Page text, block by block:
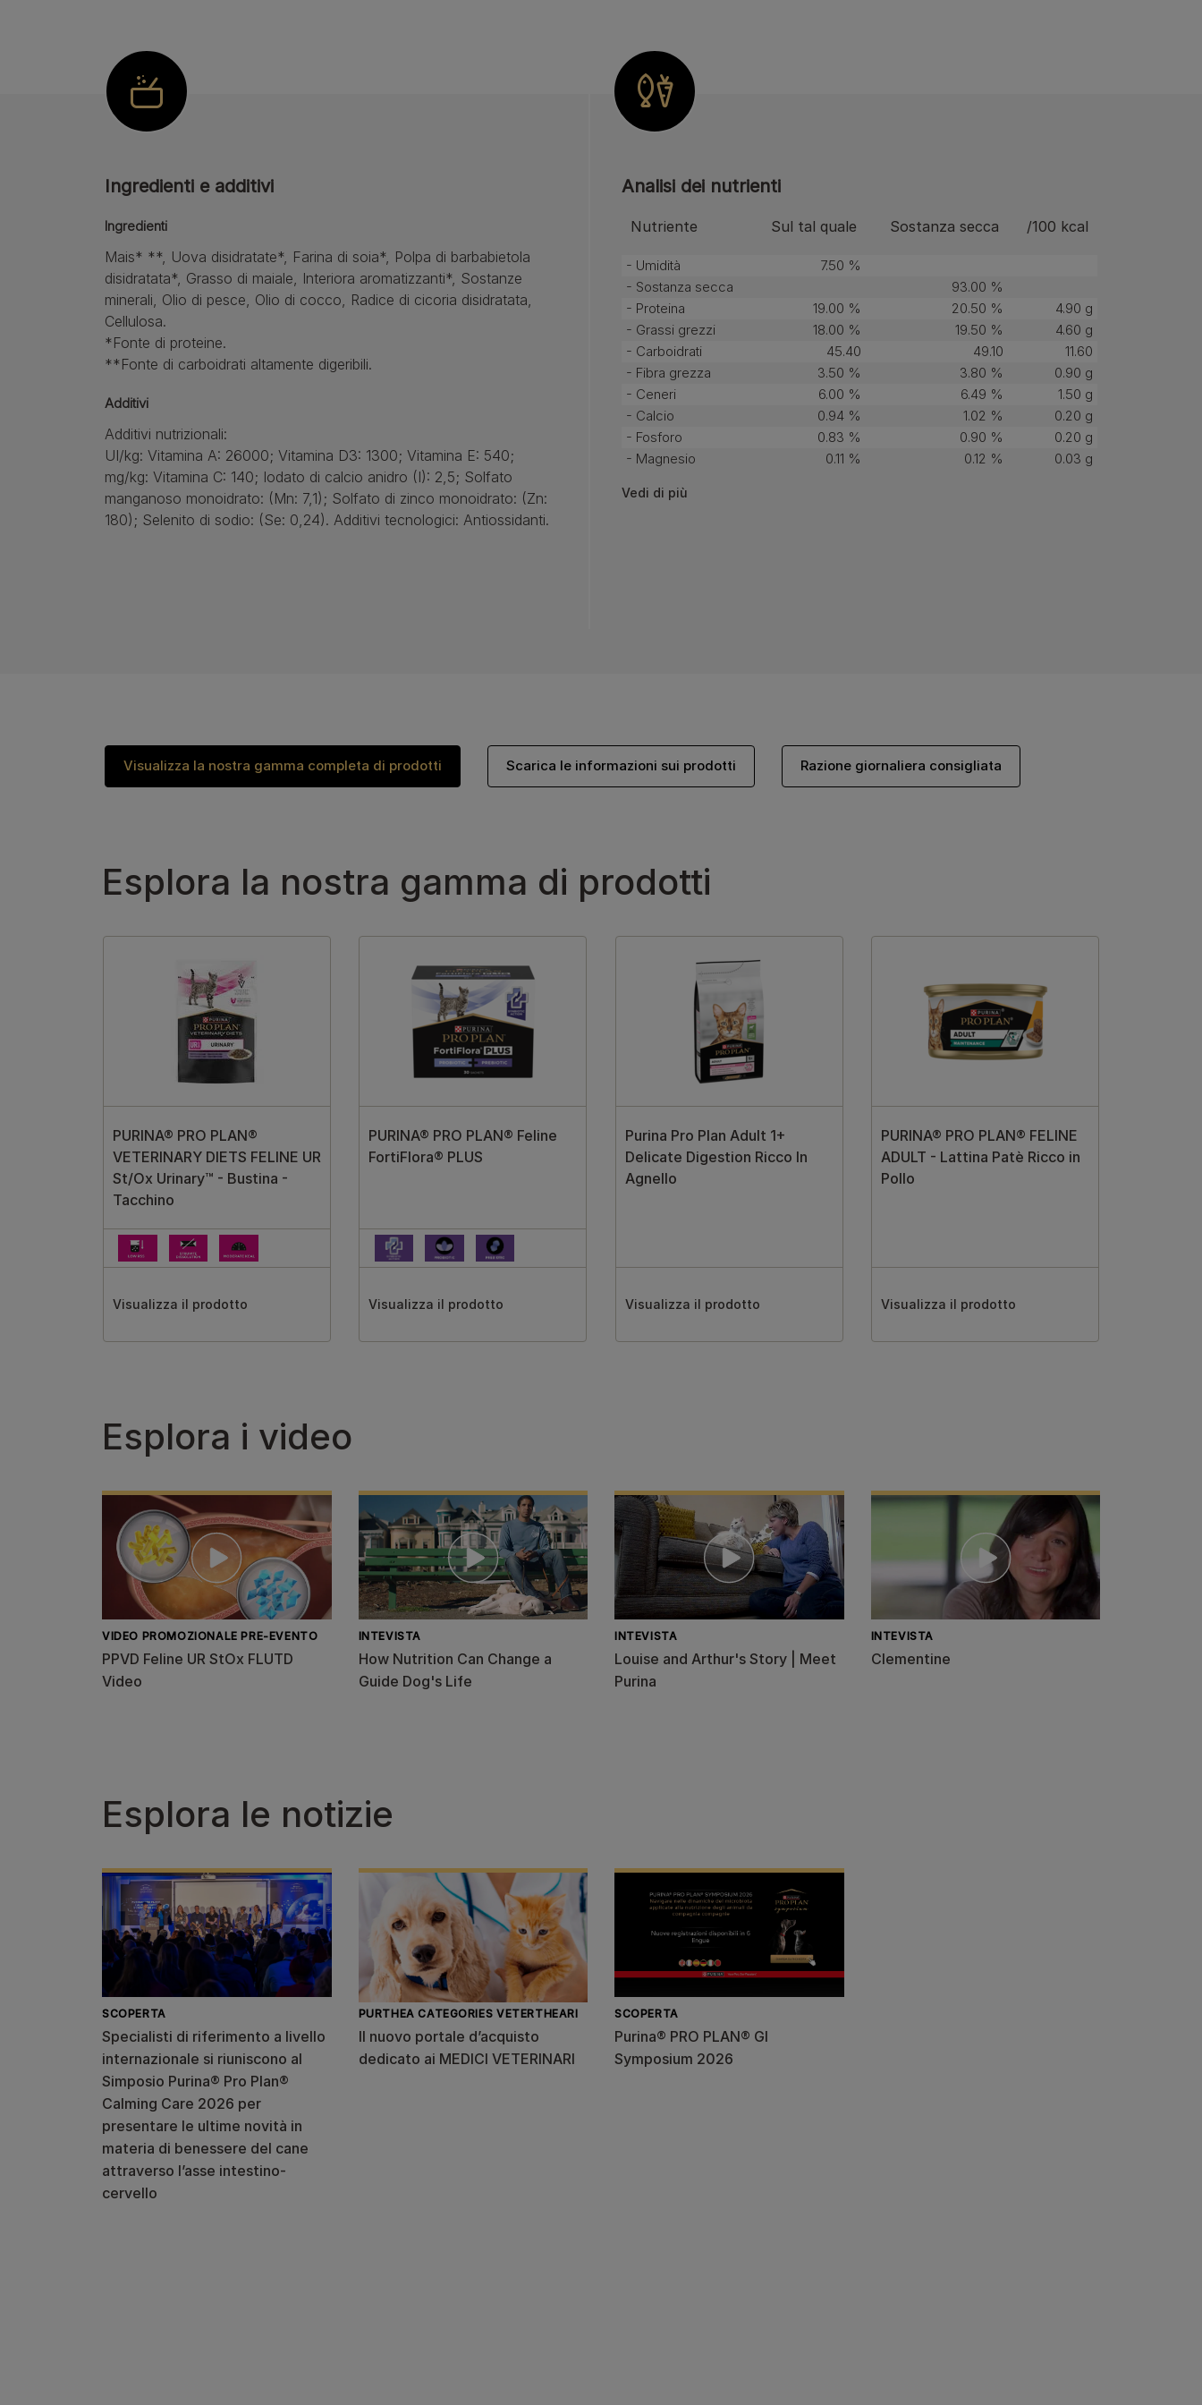
Ingredienti e additivi
Ingredienti
Mais* **, Uova disidratate*, Farina di soia*, Polpa di barbabietola
disidratata*, Grasso di maiale, Interiora aromatizzanti*, Sostanze
minerali, Olio di pesce, Olio di cocco, Radice di cicoria disidratata,
Cellulosa.
*Fonte di proteine.
**Fonte di carboidrati altamente digeribili.
Additivi
Additivi nutrizionali:
UI/kg: Vitamina A: 26000; Vitamina D3: 1300; Vitamina E: 540;
mg/kg: Vitamina C: 140; Iodato di calcio anidro (I): 2,5; Solfato
manganoso monoidrato: (Mn: 7,1); Solfato di zinco monoidrato: (Zn:
180); Selenito di sodio: (Se: 0,24). Additivi tecnologici: Antiossidanti.
Analisi dei nutrienti
Nutriente Sul tal quale Sostanza secca /100 kcal
- Umidità
7.50 %
- Sostanza secca
93.00 %
- Proteina
19.00 % 20.50 %
4.90 g
- Grassi grezzi
18.00 % 19.50 %
4.60 g
- Carboidrati
45.40 49.10
11.60
- Fibra grezza
3.50 % 3.80 %
0.90 g
- Ceneri
6.00 % 6.49 %
1.50 g
- Calcio
0.94 % 1.02 %
0.20 g
- Fosforo
0.83 % 0.90 %
0.20 g
- Magnesio
0.11 % 0.12 % 0.03 g
Vedi di più
Visualizza la nostra gamma completa di prodotti Scarica le informazioni sui prodotti Razione giornaliera consigliata
Esplora la nostra gamma di prodotti
PURINA® PRO PLAN®
VETERINARY DIETS FELINE UR
St/Ox Urinary™ - Bustina -
Tacchino
Visualizza il prodotto
PURINA® PRO PLAN® Feline
FortiFlora® PLUS
Visualizza il prodotto
Purina Pro Plan Adult 1+
Delicate Digestion Ricco In
Agnello
Visualizza il prodotto
PURINA® PRO PLAN® FELINE
ADULT - Lattina Patè Ricco in
Pollo
Visualizza il prodotto
Esplora i video
VIDEO PROMOZIONALE PRE-EVENTO
PPVD Feline UR StOx FLUTD
Video
INTEVISTA
How Nutrition Can Change a
Guide Dog's Life
INTEVISTA
Louise and Arthur's Story | Meet
Purina
INTEVISTA
Clementine
Esplora le notizie
SCOPERTA
Specialisti di riferimento a livello
internazionale si riuniscono al
Simposio Purina® Pro Plan®
Calming Care 2026 per
presentare le ultime novità in
materia di benessere del cane
attraverso l’asse intestino-
cervello
PURTHEA CATEGORIES VETERTHEARI
Il nuovo portale d’acquisto
dedicato ai MEDICI VETERINARI
SCOPERTA
Purina® PRO PLAN® GI
Symposium 2026